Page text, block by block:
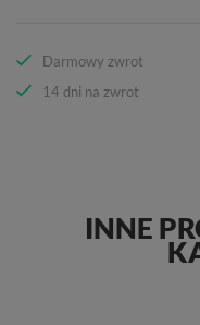
Darmowy zwrot
14 dni na zwrot
INNE